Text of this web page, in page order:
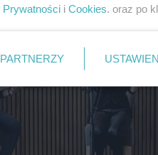
Prywatności i Cookies . oraz po
PARTNERZY